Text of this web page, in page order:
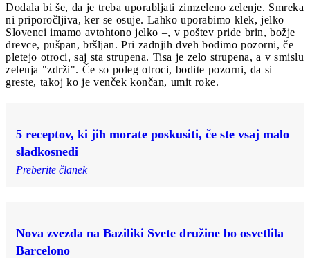
Dodala bi še, da je treba uporabljati zimzeleno zelenje. Smreka
ni priporočljiva, ker se osuje. Lahko uporabimo klek, jelko –
Slovenci imamo avtohtono jelko –, v poštev pride brin, božje
drevce, pušpan, bršljan. Pri zadnjih dveh bodimo pozorni, če
pletejo otroci, saj sta strupena. Tisa je zelo strupena, a v smislu
zelenja "zdrži". Če so poleg otroci, bodite pozorni, da si
greste, takoj ko je venček končan, umit roke.
5 receptov, ki jih morate poskusiti, če ste vsaj malo
sladkosnedi
Preberite članek
Nova zvezda na Baziliki Svete družine bo osvetlila
Barcelono